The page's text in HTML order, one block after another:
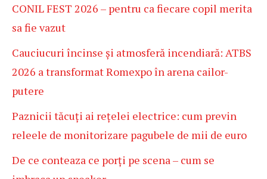
CONIL FEST 2026 – pentru ca fiecare copil merita
sa fie vazut
Cauciucuri încinse și atmosferă incendiară: ATBS
2026 a transformat Romexpo în arena cailor-
putere
Paznicii tăcuți ai rețelei electrice: cum previn
releele de monitorizare pagubele de mii de euro
De ce conteaza ce porți pe scena – cum se